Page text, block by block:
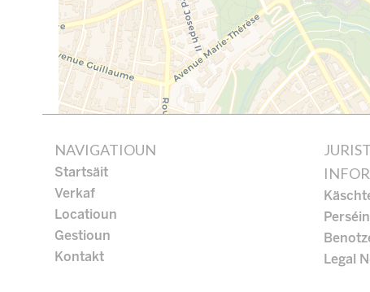
NAVIGATIOUN
Startsäit
Verkaf
Locatioun
Gestioun
Kontakt
Legal